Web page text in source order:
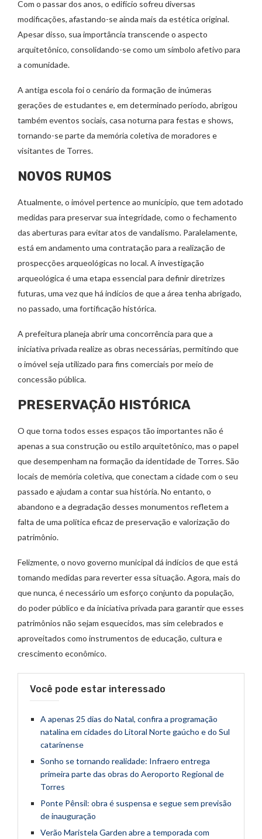
Com o passar dos anos, o edifício sofreu diversas
modificações, afastando-se ainda mais da estética original.
Apesar disso, sua importância transcende o aspecto
arquitetônico, consolidando-se como um símbolo afetivo para
a comunidade.
A antiga escola foi o cenário da formação de inúmeras
gerações de estudantes e, em determinado período, abrigou
também eventos sociais, casa noturna para festas e shows,
tornando-se parte da memória coletiva de moradores e
visitantes de Torres.
NOVOS RUMOS
Atualmente, o imóvel pertence ao município, que tem adotado
medidas para preservar sua integridade, como o fechamento
das aberturas para evitar atos de vandalismo. Paralelamente,
está em andamento uma contratação para a realização de
prospecções arqueológicas no local. A investigação
arqueológica é uma etapa essencial para definir diretrizes
futuras, uma vez que há indícios de que a área tenha abrigado,
no passado, uma fortificação histórica.
A prefeitura planeja abrir uma concorrência para que a
iniciativa privada realize as obras necessárias, permitindo que
o imóvel seja utilizado para fins comerciais por meio de
concessão pública.
PRESERVAÇÃO HISTÓRICA
O que torna todos esses espaços tão importantes não é
apenas a sua construção ou estilo arquitetônico, mas o papel
que desempenham na formação da identidade de Torres. São
locais de memória coletiva, que conectam a cidade com o seu
passado e ajudam a contar sua história. No entanto, o
abandono e a degradação desses monumentos refletem a
falta de uma política eficaz de preservação e valorização do
patrimônio.
Felizmente, o novo governo municipal dá indícios de que está
tomando medidas para reverter essa situação. Agora, mais do
que nunca, é necessário um esforço conjunto da população,
do poder público e da iniciativa privada para garantir que esses
patrimônios não sejam esquecidos, mas sim celebrados e
aproveitados como instrumentos de educação, cultura e
crescimento econômico.
Você pode estar interessado
A apenas 25 dias do Natal, confira a programação
natalina em cidades do Litoral Norte gaúcho e do Sul
catarinense
Sonho se tornando realidade: Infraero entrega
primeira parte das obras do Aeroporto Regional de
Torres
Ponte Pênsil: obra é suspensa e segue sem previsão
de inauguração
Verão Maristela Garden abre a temporada com